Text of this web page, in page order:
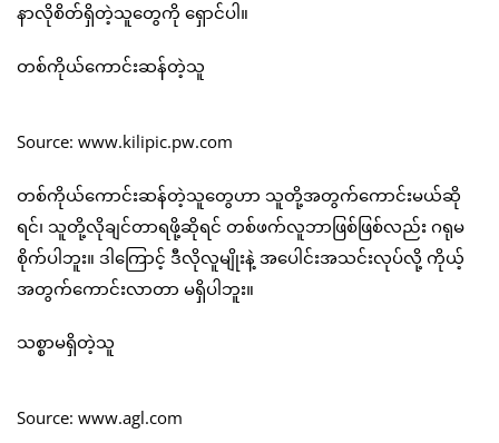
နာလိုစိတ်ရှိတဲ့သူတွေကို ရှောင်ပါ။
တစ်ကိုယ်ကောင်းဆန်တဲ့သူ
Source: www.kilipic.pw.com
တစ်ကိုယ်ကောင်းဆန်တဲ့သူတွေဟာ သူတို့အတွက်ကောင်းမယ်ဆို
ရင်၊ သူတို့လိုချင်တာရဖို့ဆိုရင် တစ်ဖက်လူဘာဖြစ်ဖြစ်လည်း ဂရုမ
စိုက်ပါဘူး။ ဒါကြောင့် ဒီလိုလူမျိုးနဲ့ အပေါင်းအသင်းလုပ်လို့ ကိုယ့်
အတွက်ကောင်းလာတာ မရှိပါဘူး။
သစ္စာမရှိတဲ့သူ
Source: www.agl.com